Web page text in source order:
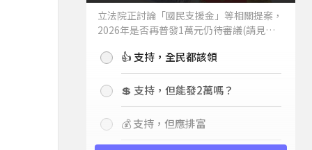
立法院正討論「國民支援金」等相關提案，
2026年是否再普發1萬元仍待審議(請見下
持嗎？👍 支持，全民都該領
💲 支持，但能發2萬嗎？
💰 支持，但應排富